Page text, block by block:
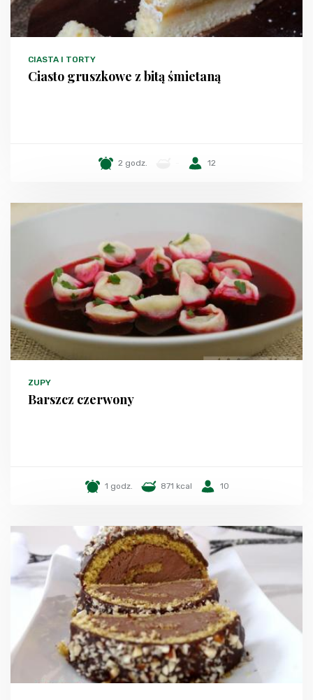
CIASTA I TORTY
Ciasto gruszkowe z bitą śmietaną
2 godz. 12
ZUPY
Barszcz czerwony
1 godz. 871 kcal 10